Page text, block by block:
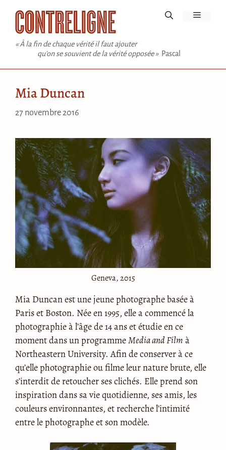
contenu
« À la fin de chaque vérité il faut ajouter
qu'on se souvient de la vérité opposée » Pascal
Menu
Mia Duncan
27 novembre 2016
Geneva, 2015
Mia Duncan est une jeune photographe basée à
Paris et Boston. Née en 1995, elle a commencé la
photographie à l’âge de 14 ans et étudie en ce
moment dans un programmeMedia and Film à
Northeastern University. Afin de conserver à ce
qu’elle photographie ou filme leur nature brute, elle
s’interdit de retoucher ses clichés. Elle prend son
inspiration dans sa vie quotidienne, ses amis, les
couleurs environnantes, et recherche l’intimité
entre le photographe et son modèle.